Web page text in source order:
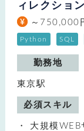
ィレクション
～750,000
Python SQL
勤務地
東京駅
必須スキル
大規模